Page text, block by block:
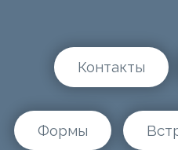
Контакты
Формы